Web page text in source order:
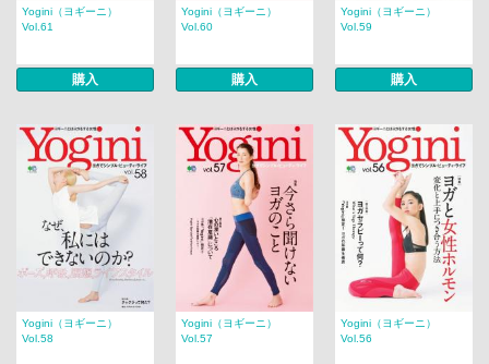
Yogini（ヨギーニ）
Vol.61
購入
Yogini（ヨギーニ）
Vol.60
購入
Yogini（ヨギーニ）
Vol.59
購入
Yogini（ヨギーニ）
Vol.58
Yogini（ヨギーニ）
Vol.57
Yogini（ヨギーニ）
Vol.56